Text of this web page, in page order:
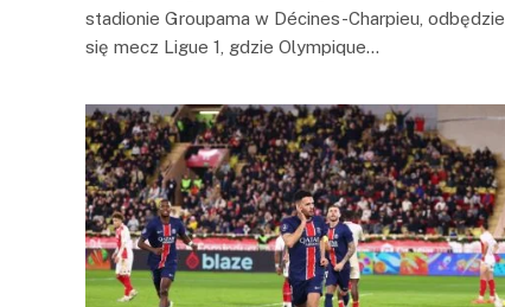
stadionie Groupama w Décines-Charpieu, odbędzie
się mecz Ligue 1, gdzie Olympique…